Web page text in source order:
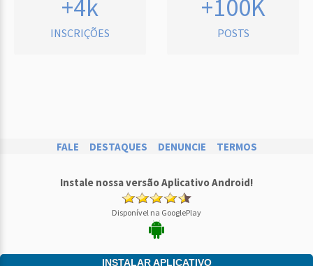
+4k
INSCRIÇÕES
+100K
POSTS
FALE DESTAQUES DENUNCIE TERMOS
Instale nossa versão Aplicativo Android!
Disponível na GooglePlay
INSTALAR APLICATIVO